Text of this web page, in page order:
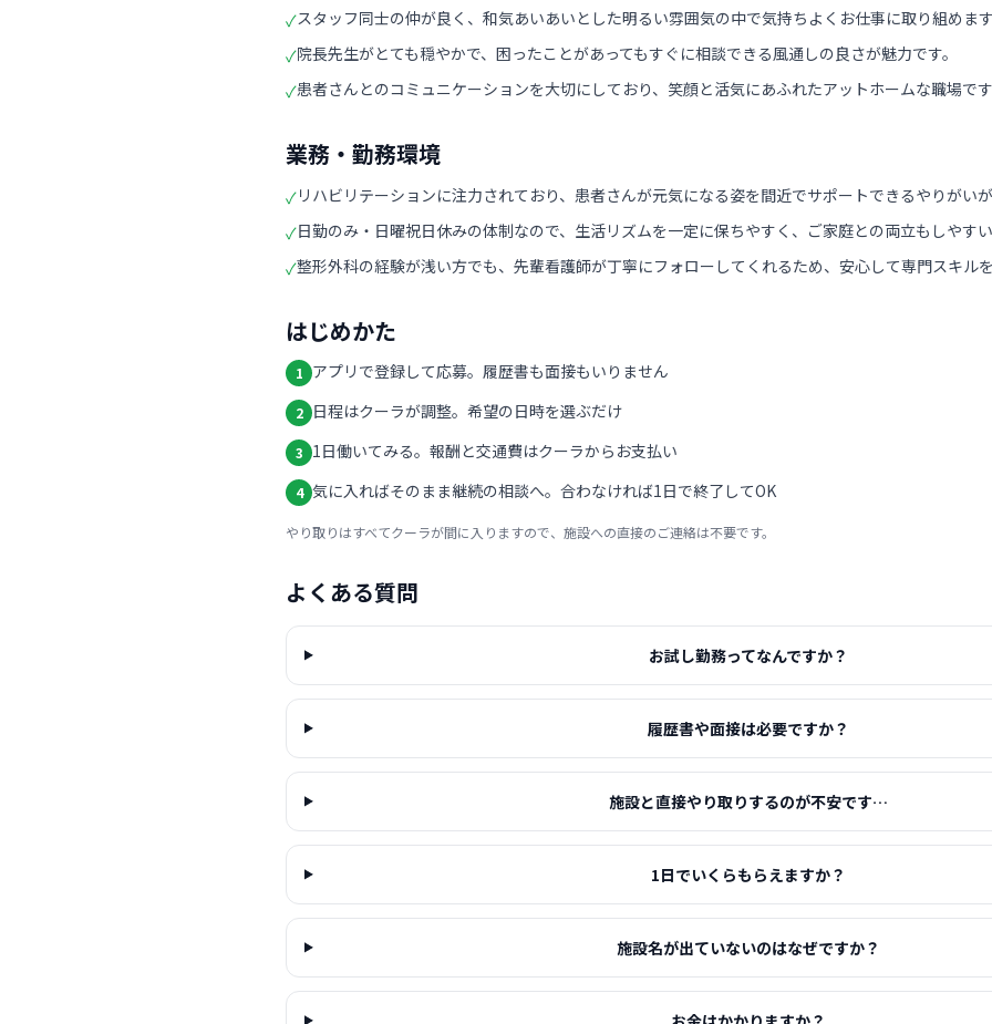
✓スタッフ同士の仲が良く、和気あいあいとした明るい雰囲気の中で気持ちよくお仕事に取り組めます
✓院長先生がとても穏やかで、困ったことがあってもすぐに相談できる風通しの良さが魅力です。
✓患者さんとのコミュニケーションを大切にしており、笑顔と活気にあふれたアットホームな職場です
業務・勤務環境
✓リハビリテーションに注力されており、患者さんが元気になる姿を間近でサポートできるやりがいが
✓日勤のみ・日曜祝日休みの体制なので、生活リズムを一定に保ちやすく、ご家庭との両立もしやすい
✓整形外科の経験が浅い方でも、先輩看護師が丁寧にフォローしてくれるため、安心して専門スキルを
はじめかた
1 アプリで登録して応募。履歴書も面接もいりません
2 日程はクーラが調整。希望の日時を選ぶだけ
3 1日働いてみる。報酬と交通費はクーラからお支払い
4 気に入ればそのまま継続の相談へ。合わなければ1日で終了してOK
やり取りはすべてクーラが間に入りますので、施設への直接のご連絡は不要です。
よくある質問
お試し勤務ってなんですか？
履歴書や面接は必要ですか？
施設と直接やり取りするのが不安です…
1日でいくらもらえますか？
施設名が出ていないのはなぜですか？